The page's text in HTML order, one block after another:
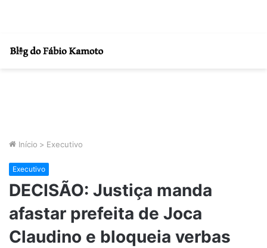
Início > Executivo
Executivo
DECISÃO: Justiça manda
afastar prefeita de Joca
Claudino e bloqueia verbas